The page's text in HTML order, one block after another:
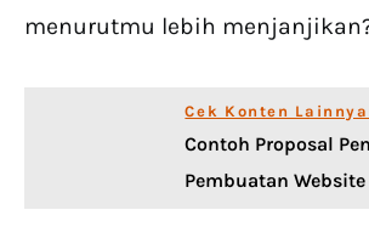
menurutmu lebih
Cek Konten
Contoh Proposal
Pembuatan